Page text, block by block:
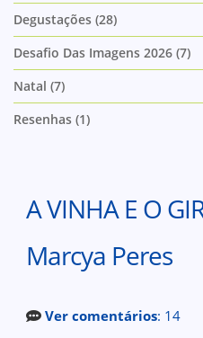
Degustações (28)
Desafio Das Imagens 2026 (7)
Natal (7)
Resenhas (1)
A VINHA E O
Marcya Peres
Ver comentários: 14